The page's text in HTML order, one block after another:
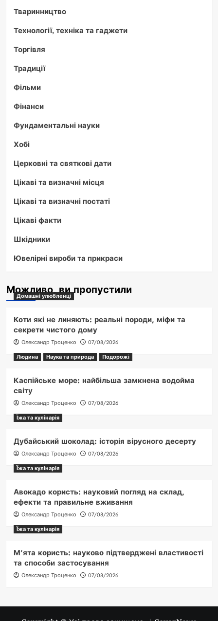
Тваринництво
Технології, техніка та гаджети
Торгівля
Традиції
Фільми
Фінанси
Фундаментальні науки
Хобі
Церковні та святкові дати
Цікаві та визначні місця
Цікаві та визначні постаті
Цікаві факти
Шкідники
Ювелірні вироби та прикраси
Можливо, ви пропустили
Домашні улюбленці
Коти які не линяють: реальні породи, міфи та
секрети чистого дому
Олександр Троценко
07/08/2026
Людина
Наука та природа Подорожі
Каспійське море: найбільша замкнена водойма
світу
Олександр Троценко
07/08/2026
Їжа та кулінарія
Дубайський шоколад: історія вірусного десерту
Олександр Троценко
07/08/2026
Їжа та кулінарія
Авокадо користь: науковий погляд на склад,
ефекти та правильне вживання
Олександр Троценко
07/08/2026
Їжа та кулінарія
М’ята користь: науково підтверджені властивості
та способи застосування
Олександр Троценко 07/08/2026